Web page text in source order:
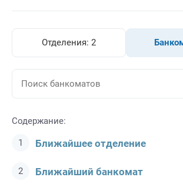
Отделения: 2
Содержание:
Ближайшее отделение
Ближайший банкомат